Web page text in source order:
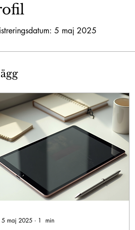
5 maj 2025
5 maj 2025 ∙ 1 min